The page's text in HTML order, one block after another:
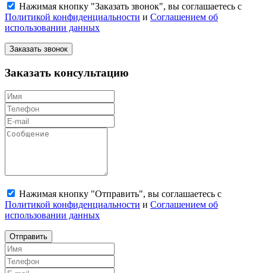
Нажимая кнопку "Заказать звонок", вы соглашаетесь с
Политикой конфиденциальности и Соглашением об
использовании данных
Заказать звонок
Заказать консультацию
Нажимая кнопку "Отправить", вы соглашаетесь с
Политикой конфиденциальности и Соглашением об
использовании данных
Отправить